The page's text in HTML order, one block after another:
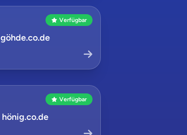
Verfügbar
göhde.co.de
Verfügbar
hönig.co.de